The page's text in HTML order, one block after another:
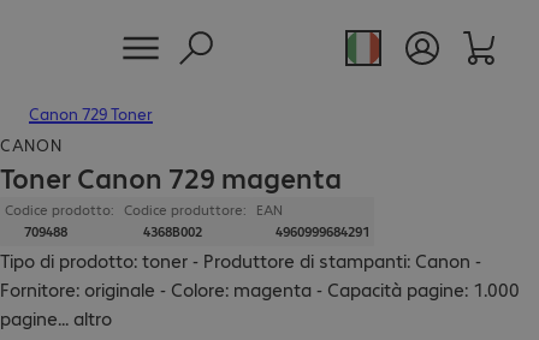
Canon 729 Toner
CANON
Toner Canon 729 magenta
Codice prodotto:
709488
Codice produttore:
4368B002
EAN
4960999684291
Tipo di prodotto: toner - Produttore di stampanti: Canon -
Fornitore: originale - Colore: magenta - Capacità pagine: 1.000
pagine... altro